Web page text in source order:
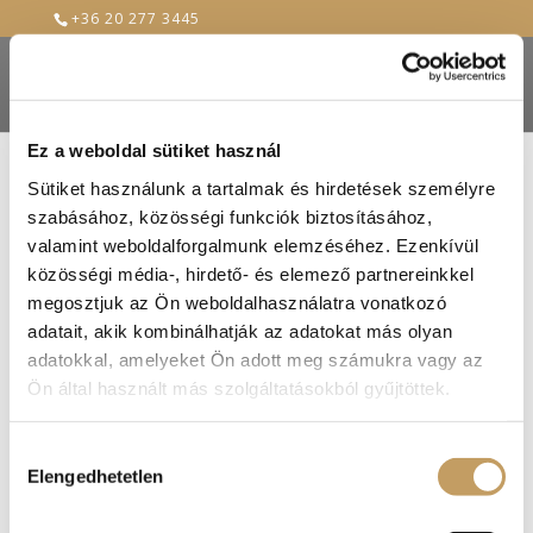
Ez a weboldal sütiket használ
Sütiket használunk a tartalmak és hirdetések személyre
szabásához, közösségi funkciók biztosításához,
valamint weboldalforgalmunk elemzéséhez. Ezenkívül
közösségi média-, hirdető- és elemező partnereinkkel
megosztjuk az Ön weboldalhasználatra vonatkozó
adatait, akik kombinálhatják az adatokat más olyan
adatokkal, amelyeket Ön adott meg számukra vagy az
Ön által használt más szolgáltatásokból gyűjtöttek.
kiválasztása
Elengedhetetlen
+36 20 277 3445
20 éves a Renaissance Étterem – Egy épület
újjászületése
2017-máj-17| blog
Cikksorozatunk első részében az idén 20 éves
Renaissance Étterem elődjéről meséltünk
Önöknek. Most visszautazunk két évtizedet,
hogy felelevenítsük az új téglák elhelyezésének
első pillanatait. Az egykori, szebb időket látott